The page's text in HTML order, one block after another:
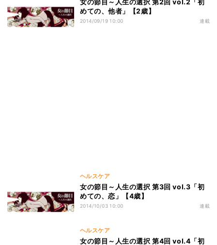
女の節目～人生の選択 第2回 vol.2「初
めての、他者」【2歳】
2014/09/19 10:00 連載
ヘルスケア
女の節目～人生の選択 第3回 vol.3「初
めての、恋」【4歳】
2014/10/03 10:00 連載
ヘルスケア
女の節目～人生の選択 第4回 vol.4「初